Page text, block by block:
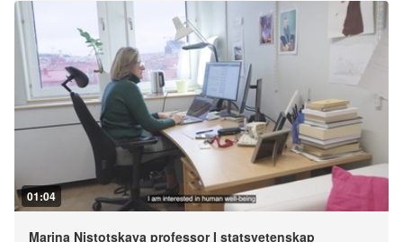
01:04
Marina Nistotskaya professor I statsvetenskap